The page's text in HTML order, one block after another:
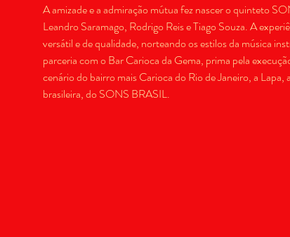
A amizade e a admiração mútua fez nascer o quinteto
Leandro Saramago, Rodrigo Reis e Tiago Souza. A
versátil e de qualidade, norteando os estilos da música
parceria com o Bar Carioca da Gema, prima pela
cenário do bairro mais Carioca do Rio de Janeiro, a
brasileira, do SONS BRASIL.